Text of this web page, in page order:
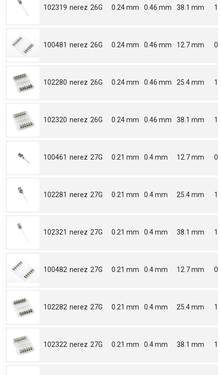
102319 nerez 26G 0.24 mm 0.46 mm 38.1 mm
100481 nerez 26G 0.24 mm 0.46 mm 12.7 mm
102280 nerez 26G 0.24 mm 0.46 mm 25.4 mm 1
102320 nerez 26G 0.24 mm 0.46 mm 38.1 mm
100461 nerez 27G 0.21 mm 0.4 mm 12.7 mm
102281 nerez 27G 0.21 mm 0.4 mm 25.4 mm 1
102321 nerez 27G 0.21 mm 0.4 mm 38.1 mm
100482 nerez 27G 0.21 mm 0.4 mm 12.7 mm
102282 nerez 27G 0.21 mm 0.4 mm 25.4 mm 1
102322 nerez 27G 0.21 mm 0.4 mm 38.1 mm